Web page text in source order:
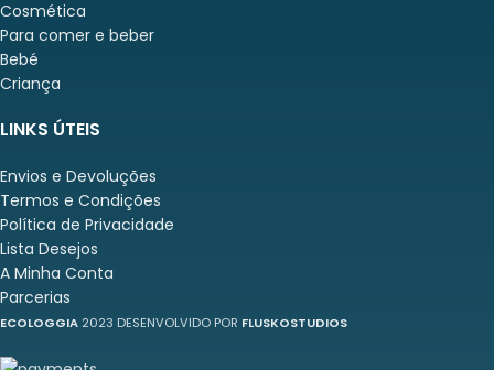
Cosmética
Para comer e beber
Bebé
Criança
LINKS ÚTEIS
Envios e Devoluções
Termos e Condições
Política de Privacidade
Lista Desejos
A Minha Conta
Parcerias
ECOLOGGIA 2023 DESENVOLVIDO POR FLUSKOSTUDIOS